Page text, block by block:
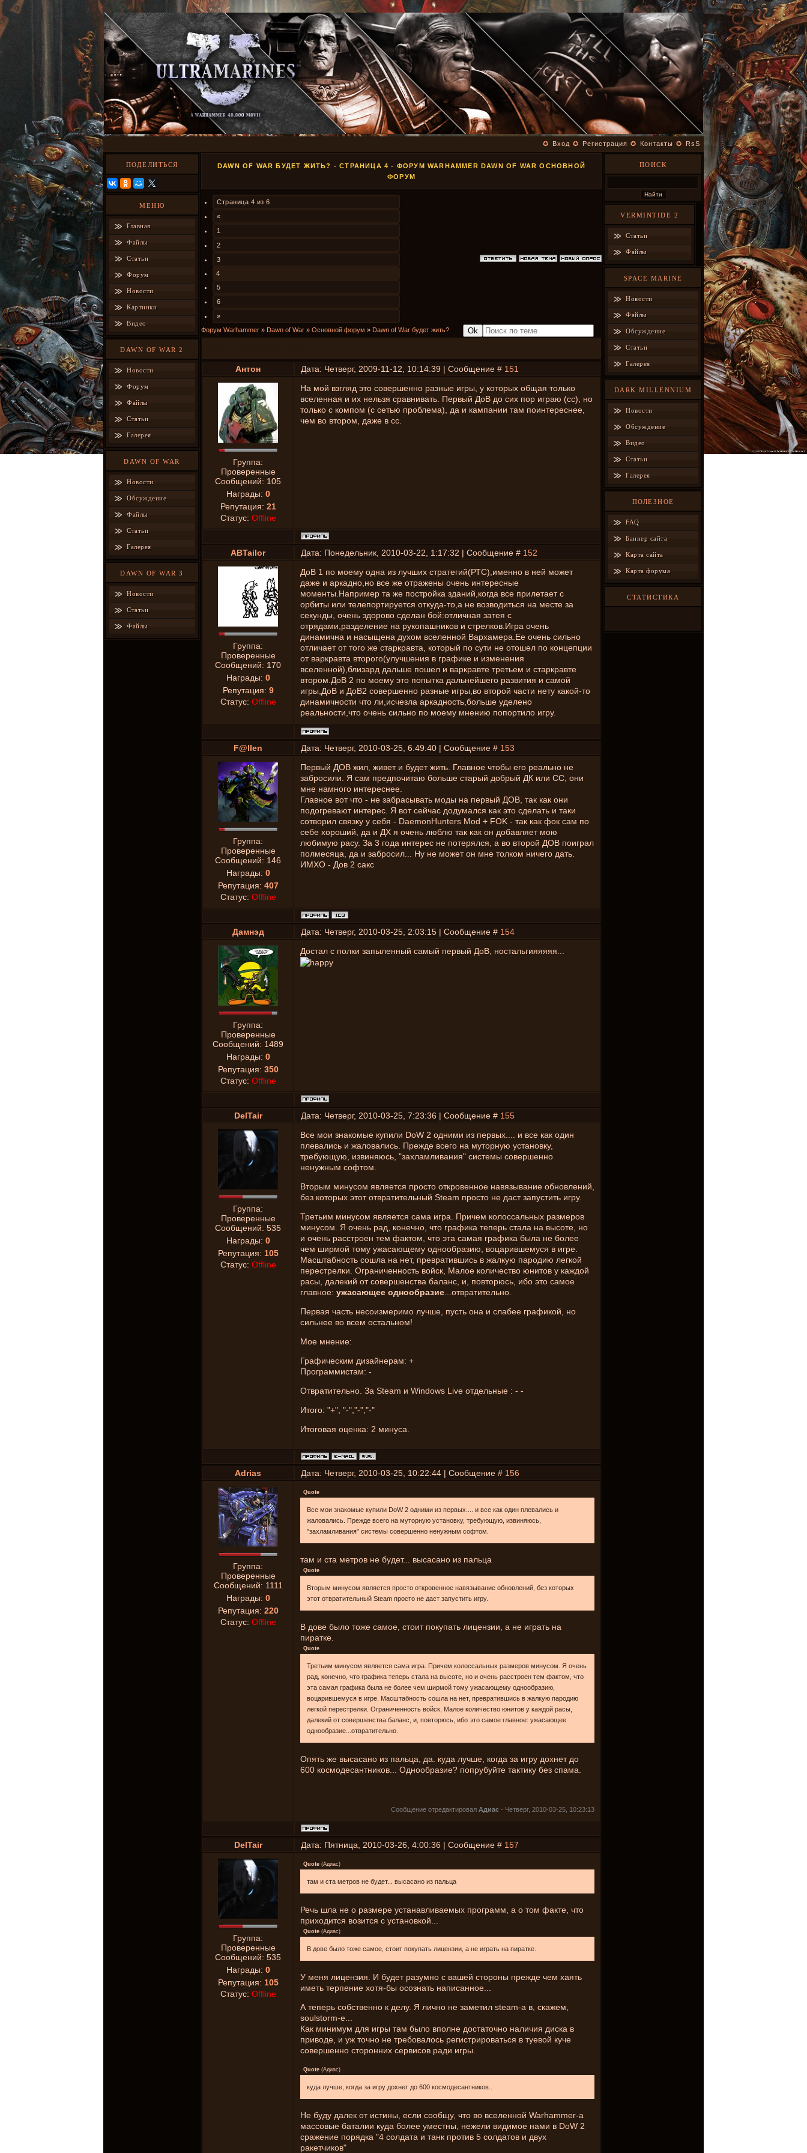
✪ Вход ✪ Регистрация ✪ Контакты ✪ RsS
ПОДЕЛИТЬСЯ
МЕНЮ
Главная
Файлы
Статьи
Форум
Новости
Картинки
Видео
DAWN OF WAR 2
Новости
Форум
Файлы
Статьи
Галерея
DAWN OF WAR
Новости
Обсуждение
Файлы
Статьи
Галерея
DAWN OF WAR 3
Новости
Статьи
Файлы
DAWN OF WAR БУДЕТ ЖИТЬ? - СТРАНИЦА 4 - ФОРУМ WARHAMMER DAWN OF WAR ОСНОВНОЙ
ФОРУМ
Страница 4 из 6
«
1
2
3
4
5
6
»
Форум Warhammer » Dawn of War » Основной форум » Dawn of War будет жить?
Антон Дата: Четверг, 2009-11-12, 10:14:39 | Сообщение # 151
Группа:
Проверенные
Сообщений: 105
Награды: 0
Репутация: 21
Статус: Offline
На мой взгляд это совершенно разные игры, у которых общая только
вселенная и их нельзя сравнивать. Первый ДоВ до сих пор играю (сс), но
только с компом (с сетью проблема), да и кампании там поинтереснее,
чем во втором, даже в сс.
ABTailor Дата: Понедельник, 2010-03-22, 1:17:32 | Сообщение # 152
Группа:
Проверенные
Сообщений: 170
Награды: 0
Репутация: 9
Статус: Offline
ДоВ 1 по моему одна из лучших стратегий(РТС),именно в ней может
даже и аркадно,но все же отражены очень интересные
моменты.Например та же постройка зданий,когда все прилетает с
орбиты или телепортируется откуда-то,а не возводиться на месте за
секунды, очень здорово сделан бой:отличная затея с
отрядами,разделение на рукопашников и стрелков.Игра очень
динамична и насыщена духом вселенной Вархамера.Ее очень сильно
отличает от того же старкравта, который по сути не отошел по концепции
от варкравта второго(улучшения в графике и изменения
вселенной),близард дальше пошел и варкравте третьем и старкравте
втором.ДоВ 2 по моему это попытка дальнейшего развития и самой
игры,ДоВ и ДоВ2 совершенно разные игры,во второй части нету какой-то
динамичности что ли,исчезла аркадность,больше уделено
реальности,что очень сильно по моему мнению попортило игру.
F@llen Дата: Четверг, 2010-03-25, 6:49:40 | Сообщение # 153
Группа:
Проверенные
Сообщений: 146
Награды: 0
Репутация: 407
Статус: Offline
Первый ДОВ жил, живет и будет жить. Главное чтобы его реально не
забросили. Я сам предпочитаю больше старый добрый ДК или СС, они
мне намного интереснее.
Главное вот что - не забрасывать моды на первый ДОВ, так как они
подогревают интерес. Я вот сейчас додумался как это сделать и таки
сотворил связку у себя - DaemonHunters Mod + FOK - так как фок сам по
себе хороший, да и ДХ я очень люблю так как он добавляет мою
любимую расу. За 3 года интерес не потерялся, а во второй ДОВ поиграл
полмесяца, да и забросил... Ну не может он мне толком ничего дать.
ИМХО - Дов 2 сакс
Дамнэд Дата: Четверг, 2010-03-25, 2:03:15 | Сообщение # 154
Группа:
Проверенные
Сообщений: 1489
Награды: 0
Репутация: 350
Статус: Offline
Достал с полки запыленный самый первый ДоВ, ностальгияяяяя...
DelTair Дата: Четверг, 2010-03-25, 7:23:36 | Сообщение # 155
Группа:
Проверенные
Сообщений: 535
Награды: 0
Репутация: 105
Статус: Offline
Все мои знакомые купили DoW 2 одними из первых.... и все как один
плевались и жаловались. Прежде всего на муторную установку,
требующую, извиняюсь, "захламливания" системы совершенно
ненужным софтом.
Вторым минусом является просто откровенное навязывание обновлений,
без которых этот отвратительный Steam просто не даст запустить игру.
Третьим минусом является сама игра. Причем колоссальных размеров
минусом. Я очень рад, конечно, что графика теперь стала на высоте, но
и очень расстроен тем фактом, что эта самая графика была не более
чем ширмой тому ужасающему однообразию, воцарившемуся в игре.
Масштабность сошла на нет, превратившись в жалкую пародию легкой
перестрелки. Ограниченность войск, Малое количество юнитов у каждой
расы, далекий от совершенства баланс, и, повторюсь, ибо это самое
главное: ужасающее однообразие ...отвратительно.
Первая часть несоизмеримо лучше, пусть она и слабее графикой, но
сильнее во всем остальном!
Мое мнение:
Графическим дизайнерам: +
Программистам: -
Отвратительно. За Steam и Windows Live отдельные : - -
Итого: "+", "-","-","-"
Итоговая оценка: 2 минуса.
Adrias Дата: Четверг, 2010-03-25, 10:22:44 | Сообщение # 156
Группа:
Проверенные
Сообщений: 1111
Награды: 0
Репутация: 220
Статус: Offline
Quote
Все мои знакомые купили DoW 2 одними из первых.... и все как один плевались и
жаловались. Прежде всего на муторную установку, требующую, извиняюсь,
"захламливания" системы совершенно ненужным софтом.
там и ста метров не будет... высасано из пальца
Quote
Вторым минусом является просто откровенное навязывание обновлений, без которых
этот отвратительный Steam просто не даст запустить игру.
В дове было тоже самое, стоит покупать лицензии, а не играть на
пиратке.
Quote
Третьим минусом является сама игра. Причем колоссальных размеров минусом. Я очень
рад, конечно, что графика теперь стала на высоте, но и очень расстроен тем фактом, что
эта самая графика была не более чем ширмой тому ужасающему однообразию,
воцарившемуся в игре. Масштабность сошла на нет, превратившись в жалкую пародию
легкой перестрелки. Ограниченность войск, Малое количество юнитов у каждой расы,
далекий от совершенства баланс, и, повторюсь, ибо это самое главное: ужасающее
однообразие...отвратительно.
Опять же высасано из пальца, да. куда лучше, когда за игру дохнет до
600 космодесантников... Однообразие? попрубуйте тактику без спама.
Сообщение отредактировал Адиас - Четверг, 2010-03-25, 10:23:13
DelTair Дата: Пятница, 2010-03-26, 4:00:36 | Сообщение # 157
Группа:
Проверенные
Сообщений: 535
Награды: 0
Репутация: 105
Статус: Offline
Quote (Адиас)
там и ста метров не будет... высасано из пальца
Речь шла не о размере устанавливаемых программ, а о том факте, что
приходится возится с установкой...
Quote (Адиас)
В дове было тоже самое, стоит покупать лицензии, а не играть на пиратке.
У меня лицензия. И будет разумно с вашей стороны прежде чем хаять
иметь терпение хотя-бы осознать написанное...
А теперь собственно к делу. Я лично не заметил steam-а в, скажем,
soulstorm-е...
Как минимум для игры там было вполне достаточно наличия диска в
приводе, и уж точно не требовалось регистрироваться в туевой куче
совершенно сторонних сервисов ради игры.
Quote (Адиас)
куда лучше, когда за игру дохнет до 600 космодесантников..
Не буду далек от истины, если сообщу, что во вселенной Warhammer-а
массовые баталии куда более уместны, нежели видимое нами в DoW 2
сражение порядка "4 солдата и танк против 5 солдатов и двух
ракетчиков"
ПОИСК
VERMINTIDE 2
Статьи
Файлы
SPACE MARINE
Новости
Файлы
Обсуждение
Статьи
Галерея
DARK MILLENNIUM
Новости
Обсуждение
Видео
Статьи
Галерея
ПОЛЕЗНОЕ
FAQ
Баннер сайта
Карта сайта
Карта форума
СТАТИСТИКА